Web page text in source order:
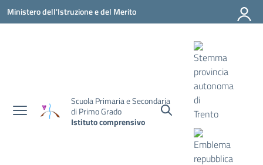
Vai ai contenuti
Vai al menu di navigazione
Vai al footer
Ministero dell'Istruzione e del Merito
Scuola Primaria e Secondaria
di Primo Grado
Istituto comprensivo